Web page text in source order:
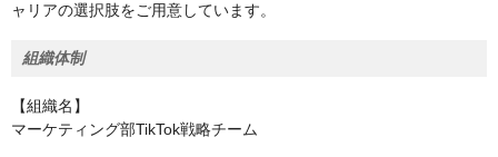
ャリアの選択肢をご用意しています。
組織体制
【組織名】
マーケティング部TikTok戦略チーム